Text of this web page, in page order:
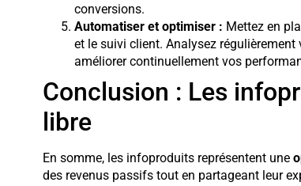
conversions.
Automatiser et optimiser : Mettez en
et le suivi client. Analysez
améliorer continuellement vos
Conclusion : Les
libre
En somme, les infoproduits représentent une
des revenus passifs tout en partageant leur